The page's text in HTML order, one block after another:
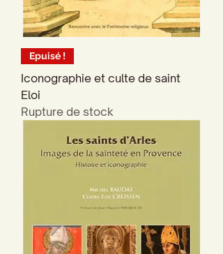
Epuisé !
Iconographie et culte de saint
Eloi
Rupture de stock